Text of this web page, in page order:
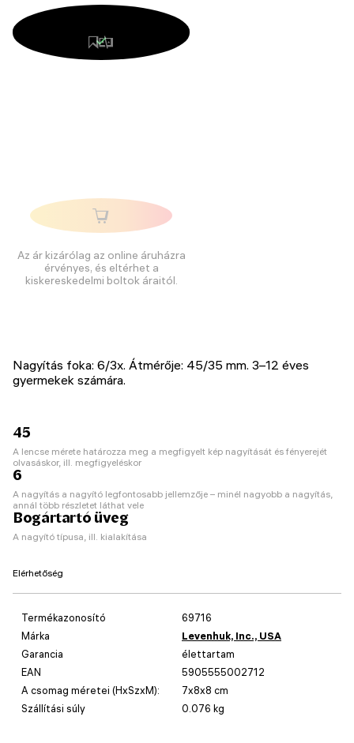
Az ár kizárólag az online áruházra
érvényes, és eltérhet a
kiskereskedelmi boltok áraitól.
Nagyítás foka: 6/3х. Átmérője: 45/35 mm. 3–12 éves
gyermekek számára.
45
A lencse mérete határozza meg a megfigyelt kép nagyítását és fényerejét
olvasáskor, ill. megfigyeléskor
6
A nagyítás a nagyító legfontosabb jellemzője – minél nagyobb a nagyítás,
annál több részletet láthat vele
Bogártartó üveg
A nagyító típusa, ill. kialakítása
Elérhetőség
Termékazonosító
69716
Márka
Levenhuk, Inc., USA
Garancia
élettartam
EAN
5905555002712
A csomag méretei (HxSzxM):
7x8x8 cm
Szállítási súly
0.076 kg